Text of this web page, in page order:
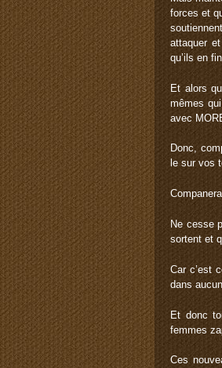
forces et
attaquer
qu’ils en
Et alors
mêmes
avec
Donc,
le sur vos
Ne cesse
sortent et
Car c’est
dans
Et donc
femmes
Ces